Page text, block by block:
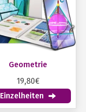
Geometrie
19,80€
Einzelheiten